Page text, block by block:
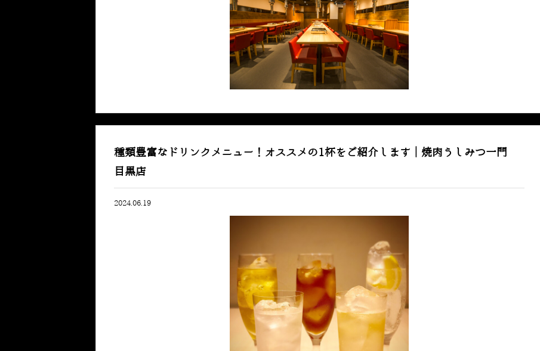
種類豊富なドリンクメニュー！オススメの1杯をご紹介します｜焼肉うしみつ一門
目黒店
2024.06.19